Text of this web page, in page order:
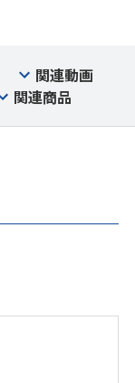
関連動画
関連商品